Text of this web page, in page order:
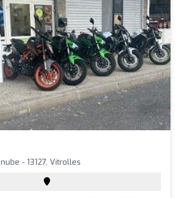
- 13127, Vitrolles